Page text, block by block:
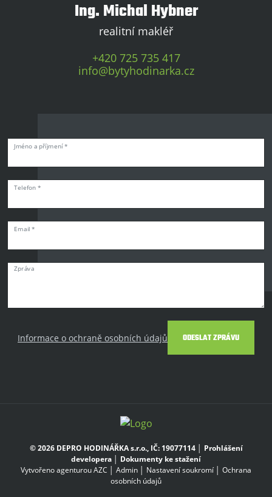
Ing. Michal Hybner
realitní makléř
+420 725 735 417
info@bytyhodinarka.cz
Jméno a příjmení *
Telefon *
Email *
Zpráva
Informace o ochraně osobních údajů ODESLAT ZPRÁVU
© 2026 DEPRO HODINÁŘKA s.r.o., IČ: 19077114 │ Prohlášení
developera
Dokumenty ke stažení
Vytvořeno agenturou AZC
Admin Nastavení soukromí
Ochrana
osobních údajů